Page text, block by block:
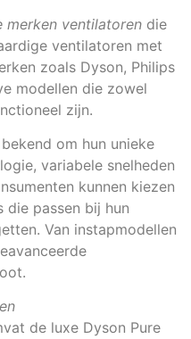
merken ventilatoren die
ventilatoren met
zoals Dyson, Philips
modellen die zowel
zijn.
om hun unieke
variabele snelheden
kunnen kiezen
die passen bij hun
Van instapmodellen
de luxe Dyson Pure